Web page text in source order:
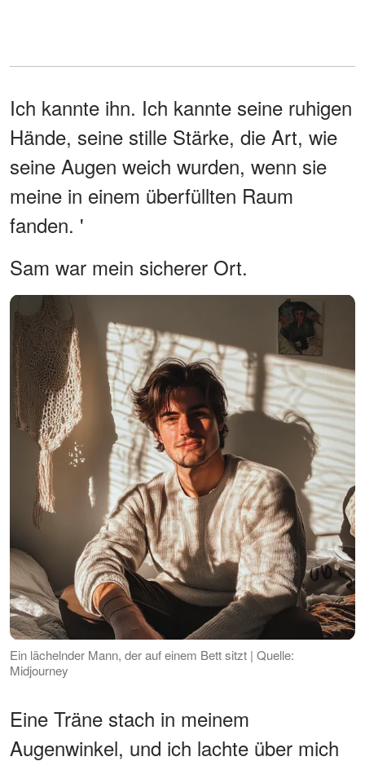
Ich kannte ihn. Ich kannte seine ruhigen
Hände, seine stille Stärke, die Art, wie
seine Augen weich wurden, wenn sie
meine in einem überfüllten Raum
fanden. '
Sam war mein sicherer Ort.
Ein lächelnder Mann, der auf einem Bett sitzt | Quelle:
Midjourney
Eine Träne stach in meinem
Augenwinkel, und ich lachte über mich